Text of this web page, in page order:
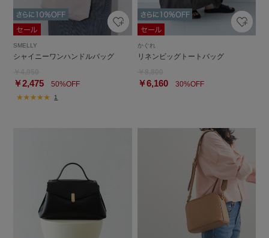
SMELLY
シャイニーワンハンドルバッグ
￥2,475 50%OFF
1
かぐれ
リネンビッグトートバッグ
￥6,16030%OFF